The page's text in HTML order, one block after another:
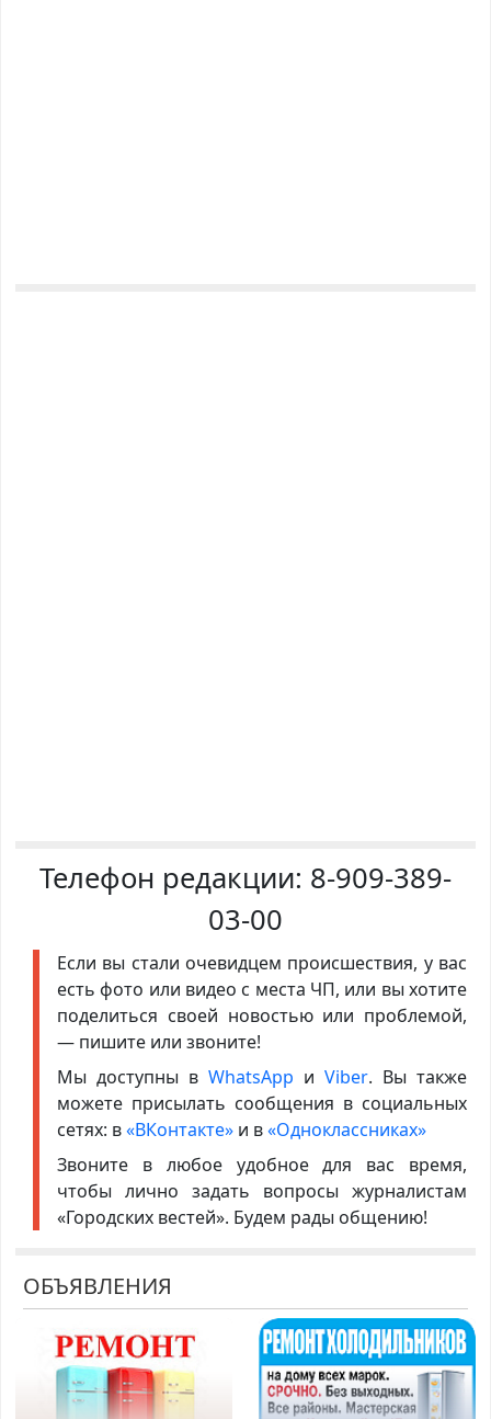
Телефон редакции: 8-909-389-
03-00
Если вы стали очевидцем происшествия, у вас
есть фото или видео с места ЧП, или вы хотите
поделиться своей новостью или проблемой,
— пишите или звоните!
Мы доступны в WhatsApp иViber. Вы также
можете присылать сообщения в социальных
сетях: в«ВКонтакте»и в«Одноклассниках»
Звоните в любое удобное для вас время,
чтобы лично задать вопросы журналистам
«Городских вестей». Будем рады общению!
ОБЪЯВЛЕНИЯ